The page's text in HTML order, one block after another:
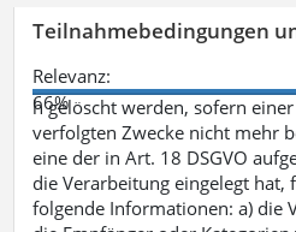
Teilnahmebedingungen
Relevanz:
66%
h gelöscht werden, sofern
verfolgten Zwecke nicht mehr
eine der in Art. 18 DSGVO
die Verarbeitung eingelegt
folgende Informationen: a) die